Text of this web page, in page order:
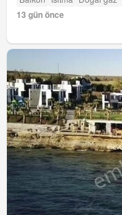
13 gün önce